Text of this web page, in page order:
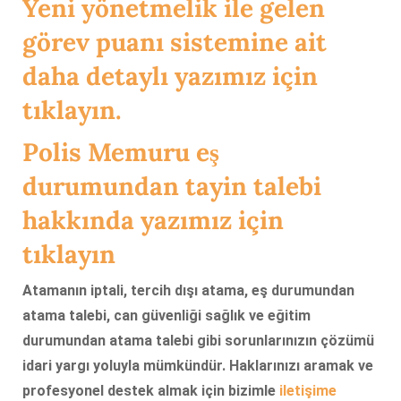
Yeni yönetmelik ile gelen
görev puanı sistemine ait
daha detaylı yazımız için
tıklayın.
Polis Memuru eş
durumundan tayin talebi
hakkında yazımız için
tıklayın
Atamanın iptali, tercih dışı atama, eş durumundan
atama talebi, can güvenliği sağlık ve eğitim
durumundan atama talebi gibi sorunlarınızın çözümü
idari yargı yoluyla mümkündür. Haklarınızı aramak ve
profesyonel destek almak için bizimle iletişime